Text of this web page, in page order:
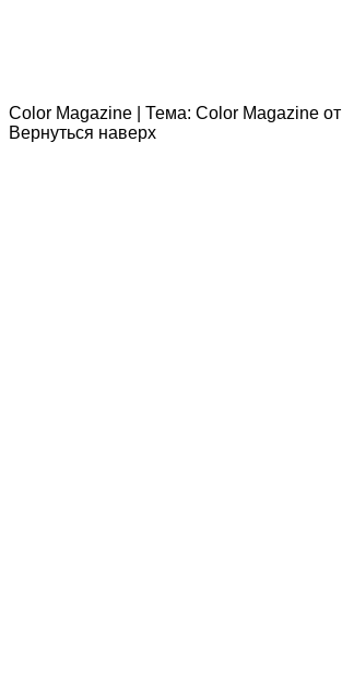
Color Magazine Тема: Color Magazine от
Вернуться наверх